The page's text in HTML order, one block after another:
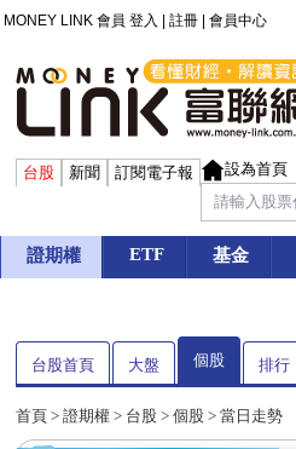
MONEY LINK 會員 登入 註冊 會員中心
台股 新聞 訂閱電子報 設為首頁
證期權 ETF 基金
台股首頁 大盤 個股 排行
首頁 > 證期權 > 台股 > 個股 > 當日走勢